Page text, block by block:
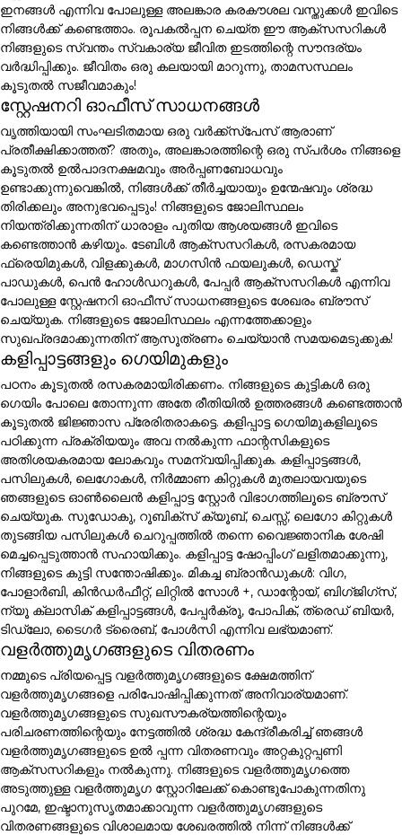
ഇനങ്ങൾ എന്നിവ പോലുള്ള അലങ്കാര കരകൗശല വസ്തുക്കൾ ഇവിടെ
നിങ്ങൾക്ക് കണ്ടെത്താം. രൂപകൽപ്പന ചെയ്ത ഈ ആക്സസറികൾ
നിങ്ങളുടെ സ്വന്തം സ്വകാര്യ ജീവിത ഇടത്തിന്റെ സൗന്ദര്യം
വർദ്ധിപ്പിക്കും. ജീവിതം ഒരു കലയായി മാറുന്നു, താമസസ്ഥലം
കൂടുതൽ സജീവമാകും!
സ്റ്റേഷനറി ഓഫീസ് സാധനങ്ങൾ
വൃത്തിയായി സംഘടിതമായ ഒരു വർക്ക്സ്പേസ് ആരാണ്
പ്രതീക്ഷിക്കാത്തത്? അതും, അലങ്കാരത്തിന്റെ ഒരു സ്പർശം നിങ്ങളെ
കൂടുതൽ ഉൽപാദനക്ഷമവും അർപ്പണബോധവും
ഉണ്ടാക്കുന്നുവെങ്കിൽ, നിങ്ങൾക്ക് തീർച്ചയായും ഉന്മേഷവും ശ്രദ്ധ
തിരിക്കലും അനുഭവപ്പെടും! നിങ്ങളുടെ ജോലിസ്ഥലം
നിയന്ത്രിക്കുന്നതിന് ധാരാളം പുതിയ ആശയങ്ങൾ ഇവിടെ
കണ്ടെത്താൻ കഴിയും. ടേബിൾ ആക്സസറികൾ, രസകരമായ
ഫ്രെയിമുകൾ, വിളക്കുകൾ, മാഗസിൻ ഫയലുകൾ, ഡെസ്ക്
പാഡുകൾ, പെൻ ഹോൾഡറുകൾ, പേപ്പർ ആക്സസറികൾ എന്നിവ
പോലുള്ള സ്റ്റേഷനറി ഓഫീസ് സാധനങ്ങളുടെ ശേഖരം ബ്രൗസ്
ചെയ്യുക. നിങ്ങളുടെ ജോലിസ്ഥലം എന്നത്തേക്കാളും
സുഖപ്രദമാക്കുന്നതിന് ആസൂത്രണം ചെയ്യാൻ സമയമെടുക്കുക!
കളിപ്പാട്ടങ്ങളും ഗെയിമുകളും
പഠനം കൂടുതൽ രസകരമായിരിക്കണം. നിങ്ങളുടെ കുട്ടികൾ ഒരു
ഗെയിം പോലെ തോന്നുന്ന അതേ രീതിയിൽ ഉത്തരങ്ങൾ കണ്ടെത്താൻ
കൂടുതൽ ജിജ്ഞാസ പ്രേരിതരാകട്ടെ. കളിപ്പാട്ട ഗെയിമുകളിലൂടെ
പഠിക്കുന്ന പ്രക്രിയയും അവ നൽകുന്ന ഫാന്റസികളുടെ
അതിശയകരമായ ലോകവും സമന്വയിപ്പിക്കുക. കളിപ്പാട്ടങ്ങൾ,
പസിലുകൾ, ലെഗോകൾ, നിർമ്മാണ കിറ്റുകൾ മുതലായവയുടെ
ഞങ്ങളുടെ ഓൺലൈൻ കളിപ്പാട്ട സ്റ്റോർ വിഭാഗത്തിലൂടെ ബ്രൗസ്
ചെയ്യുക. സുഡോകു, റൂബിക്സ് ക്യൂബ്, ചെസ്സ്, ലെഗോ കിറ്റുകൾ
തുടങ്ങിയ പസിലുകൾ ചെറുപ്പത്തിൽ തന്നെ വൈജ്ഞാനിക ശേഷി
മെച്ചപ്പെടുത്താൻ സഹായിക്കും. കളിപ്പാട്ട ഷോപ്പിംഗ് ലളിതമാക്കുന്നു,
നിങ്ങളുടെ കുട്ടി സന്തോഷിക്കും. മികച്ച ബ്രാൻഡുകൾ: വിഗ,
പോളാർബി, കിൻഡർഫീറ്റ്, ലിറ്റിൽ സോൾ +, ഡാന്റോയ്, ബിഗ്ജിഗ്സ്,
ന്യൂ ക്ലാസിക് കളിപ്പാട്ടങ്ങൾ, പേപ്പർക്രൂ, പോപിക്, ത്രെഡ് ബിയർ,
ടിഡ്ലോ, ടൈഗർ ട്രൈബ്, പോൾസി എന്നിവ ലഭ്യമാണ്.
വളർത്തുമൃഗങ്ങളുടെ വിതരണം
നമ്മുടെ പ്രിയപ്പെട്ട വളർത്തുമൃഗങ്ങളുടെ ക്ഷേമത്തിന്
വളർത്തുമൃഗങ്ങളെ പരിപോഷിപ്പിക്കുന്നത് അനിവാര്യമാണ്.
വളർത്തുമൃഗങ്ങളുടെ സുഖസൗകര്യത്തിന്റെയും
പരിചരണത്തിന്റെയും നേട്ടത്തിൽ ശ്രദ്ധ കേന്ദ്രീകരിച്ച് ഞങ്ങൾ
വളർത്തുമൃഗങ്ങളുടെ ഉൽ പ്പന്ന വിതരണവും അറ്റകുറ്റപ്പണി
ആക്സസറികളും നൽകുന്നു. നിങ്ങളുടെ വളർത്തുമൃഗത്തെ
അടുത്തുള്ള വളർത്തുമൃഗ സ്റ്റോറിലേക്ക് കൊണ്ടുപോകുന്നതിനു
പുറമേ, ഇഷ്ടാനുസൃതമാക്കാവുന്ന വളർത്തുമൃഗങ്ങളുടെ
വിതരണങ്ങളുടെ വിശാലമായ ശേഖരത്തിൽ നിന്ന് നിങ്ങൾക്ക്